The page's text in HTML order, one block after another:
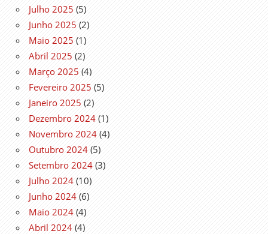
Julho 2025 (5)
Junho 2025 (2)
Maio 2025 (1)
Abril 2025 (2)
Março 2025 (4)
Fevereiro 2025 (5)
Janeiro 2025 (2)
Dezembro 2024 (1)
Novembro 2024 (4)
Outubro 2024 (5)
Setembro 2024 (3)
Julho 2024 (10)
Junho 2024 (6)
Maio 2024 (4)
Abril 2024 (4)